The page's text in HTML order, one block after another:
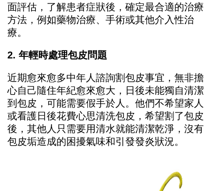
面評估，了解患者症狀後，確定最合適的治療
方法，例如藥物治療、手術或其他介入性治
療。
2. 年輕時處理包皮問題
近期愈來愈多中年人諮詢割包皮事宜，無非擔
心自己隨住年紀愈來愈大，日後未能獨自清潔
到包皮，可能需要假手於人。他們不希望家人
或看護日後花費心思清洗包皮，希望割了包皮
後，其他人只需要用清水就能清潔乾淨，沒有
包皮垢造成的困擾氣味和引發發炎狀況。